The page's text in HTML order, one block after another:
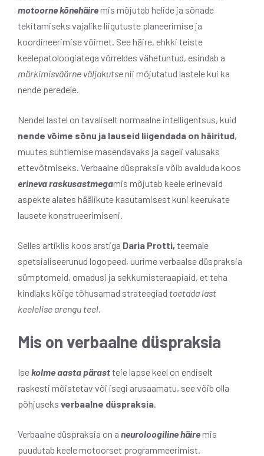
motoorne kõnehäiremis mõjutab helide ja sõnade
tekitamiseks vajalike liigutuste planeerimise ja
koordineerimise võimet. See häire, ehkki teiste
keelepatoloogiatega võrreldes vähetuntud, esindab a
märkimisväärne väljakutsenii mõjutatud lastele kui ka
nende peredele.
Nendel lastel on tavaliselt normaalne intelligentsus, kuid
nende võime sõnu ja lauseid liigendada on häiritud,
muutes suhtlemise masendavaks ja sageli valusaks
ettevõtmiseks. Verbaalne düspraksia võib avalduda koos
erineva raskusastmegamis mõjutab keele erinevaid
aspekte alates häälikute kasutamisest kuni keerukate
lausete konstrueerimiseni.
Selles artiklis koos arstiga Daria Protti, teemale
spetsialiseerunud logopeed, uurime verbaalse düspraksia
sümptomeid, omadusi ja sekkumisteraapiaid, et teha
kindlaks kõige tõhusamad strateegiad toetada last
keelelise arengu teel
Mis on verbaalne düspraksia
Isekolme aasta pärastteie lapse keel on endiselt
raskesti mõistetav või isegi arusaamatu, see võib olla
põhjuseks verbaalne düspraksia
Verbaalne düspraksia on a neuroloogiline häiremis
puudutab keele motoorset programmeerimist.